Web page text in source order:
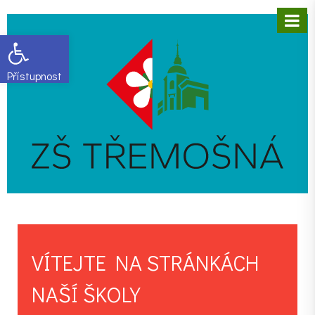
Open toolbar
VÍTEJTE NA STRÁNKÁCH
NAŠÍ ŠKOLY